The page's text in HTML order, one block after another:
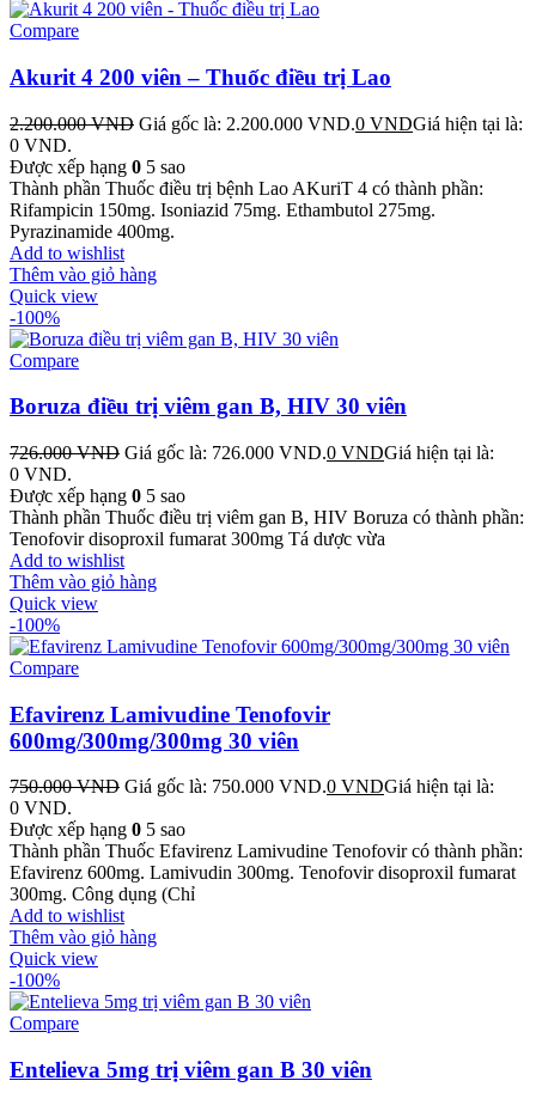
Compare
Akurit 4 200 viên – Thuốc điều trị Lao
2.200.000VND Giá gốc là: 2.200.000 VND.0 VNDGiá hiện tại là:
0 VND.
Được xếp hạng 0 5 sao
Thành phần Thuốc điều trị bệnh Lao AKuriT 4 có thành phần:
Rifampicin 150mg. Isoniazid 75mg. Ethambutol 275mg.
Pyrazinamide 400mg.
Add to wishlist
Thêm vào giỏ hàng
Quick view
-100%
Compare
Boruza điều trị viêm gan B, HIV 30 viên
726.000VND Giá gốc là: 726.000 VND.0 VNDGiá hiện tại là:
0 VND.
Được xếp hạng 0 5 sao
Thành phần Thuốc điều trị viêm gan B, HIV Boruza có thành phần:
Tenofovir disoproxil fumarat 300mg Tá dược vừa
Add to wishlist
Thêm vào giỏ hàng
Quick view
-100%
Compare
Efavirenz Lamivudine Tenofovir
600mg/300mg/300mg 30 viên
750.000VND Giá gốc là: 750.000 VND.0 VNDGiá hiện tại là:
0 VND.
Được xếp hạng 0 5 sao
Thành phần Thuốc Efavirenz Lamivudine Tenofovir có thành phần:
Efavirenz 600mg. Lamivudin 300mg. Tenofovir disoproxil fumarat
300mg. Công dụng (Chỉ
Add to wishlist
Thêm vào giỏ hàng
Quick view
-100%
Compare
Entelieva 5mg trị viêm gan B 30 viên